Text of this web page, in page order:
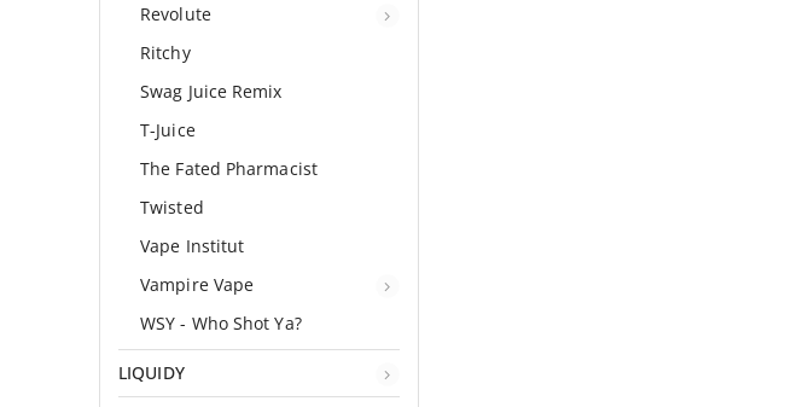
Revolute
Ritchy
Swag Juice Remix
T-Juice
The Fated Pharmacist
Twisted
Vape Institut
Vampire Vape
WSY - Who Shot Ya?
LIQUIDY